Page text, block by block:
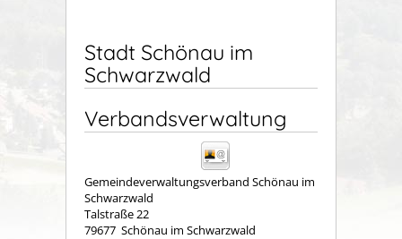
Stadt Schönau im
Schwarzwald
Verbandsverwaltung
Gemeindeverwaltungsverband Schönau im
Schwarzwald
Talstraße 22
79677 Schönau im Schwarzwald